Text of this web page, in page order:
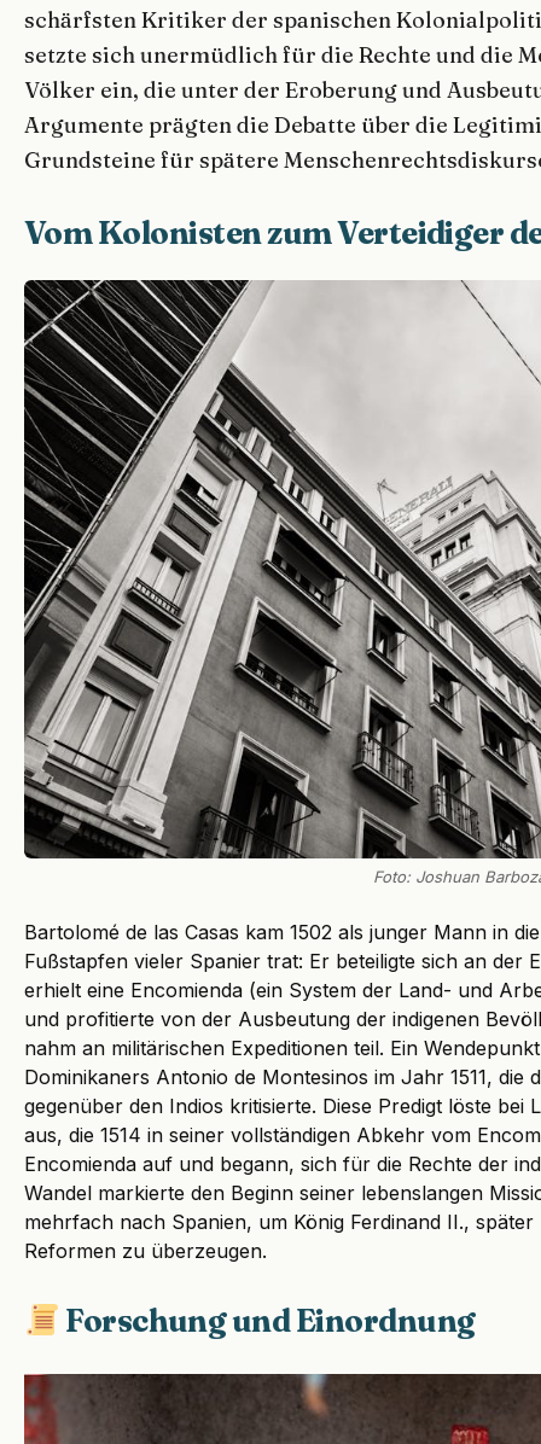
schärfsten Kritiker der spanischen
setzte sich unermüdlich für die Rechte und die
Völker ein, die unter der Eroberung und
Argumente prägten die Debatte über die
Grundsteine für spätere
Vom Kolonisten zum Verteidiger
Foto: Joshuan
Bartolomé de las Casas kam 1502 als junger Mann in
Fußstapfen vieler Spanier trat: Er beteiligte sich an der
erhielt eine Encomienda (ein System der Land- und
und profitierte von der Ausbeutung der indigenen
nahm an militärischen Expeditionen teil. Ein
Dominikaners Antonio de Montesinos im Jahr 1511,
gegenüber den Indios kritisierte. Diese Predigt löste bei
aus, die 1514 in seiner vollständigen Abkehr vom
Encomienda auf und begann, sich für die Rechte der
Wandel markierte den Beginn seiner lebenslangen
mehrfach nach Spanien, um König Ferdinand II.,
Reformen zu überzeugen.
Forschung und Einordnung